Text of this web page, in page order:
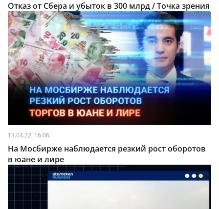
Отказ от Сбера и убыток в 300 млрд / Точка зрения
13.04.22, 16:06
На Мосбирже наблюдается резкий рост оборотов
в юане и лире